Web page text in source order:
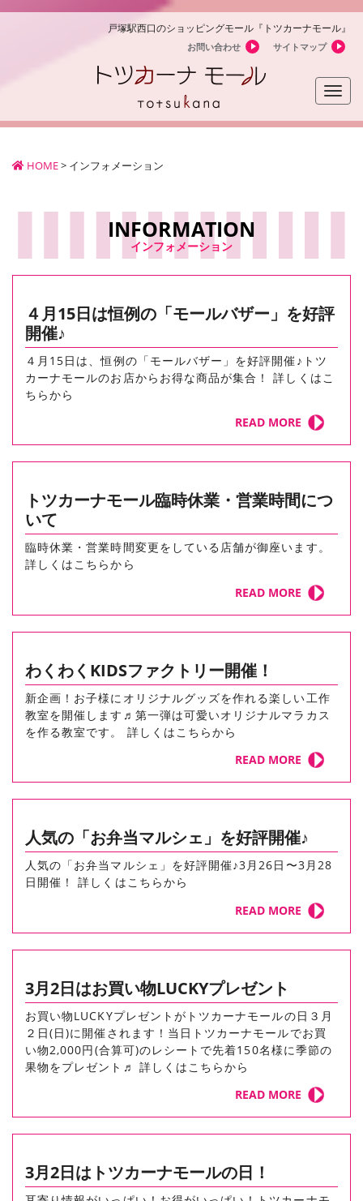
戸塚駅西口のショッピングモール『トツカーナモール』
お問い合わせ サイトマップ
Toggle
HOME> インフォメーション
INFORMATION
インフォメーション
４月15日は恒例の「モールバザー」を好評
開催♪
４月15日は、恒例の「モールバザー」を好評開催♪トツ
カーナモールのお店からお得な商品が集合！ 詳しくはこ
ちらから
READ MORE
トツカーナモール臨時休業・営業時間につ
いて
臨時休業・営業時間変更をしている店舗が御座います。
詳しくはこちらから
READ MORE
わくわくKIDSファクトリー開催！
新企画！お子様にオリジナルグッズを作れる楽しい工作
教室を開催します♬第一弾は可愛いオリジナルマラカス
を作る教室です。 詳しくはこちらから
READ MORE
人気の「お弁当マルシェ」を好評開催♪
人気の「お弁当マルシェ」を好評開催♪3月26日〜3月28
日開催！ 詳しくはこちらから
READ MORE
3月2日はお買い物LUCKYプレゼント
お買い物LUCKYプレゼントがトツカーナモールの日３月
２日(日)に開催されます！当日トツカーナモールでお買
い物2,000円(合算可)のレシートで先着150名様に季節の
果物をプレゼント♬ 詳しくはこちらから
READ MORE
3月2日はトツカーナモールの日！